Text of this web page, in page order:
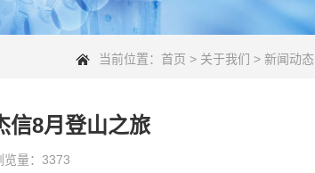
当前位置： 首页 > 关于我们 > 新闻动态
信8月登山之旅
览量： 3373